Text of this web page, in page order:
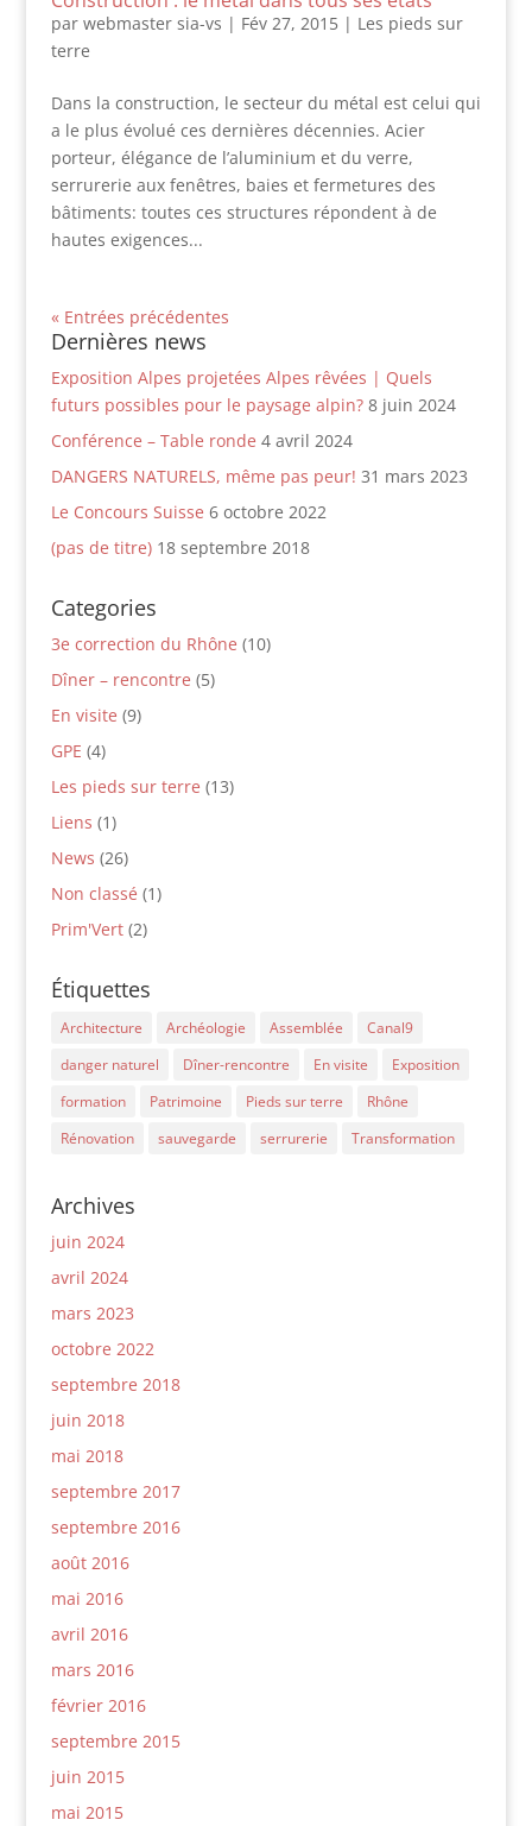
par webmaster sia-vs | Fév 27, 2015| Les pieds sur
terre
Dans la construction, le secteur du métal est celui qui
a le plus évolué ces dernières décennies. Acier
porteur, élégance de l’aluminium et du verre,
serrurerie aux fenêtres, baies et fermetures des
bâtiments: toutes ces structures répondent à de
hautes exigences...
« Entrées précédentes
Dernières news
Exposition Alpes projetées Alpes rêvées | Quels
futurs possibles pour le paysage alpin? 8 juin 2024
Conférence – Table ronde 4 avril 2024
DANGERS NATURELS, même pas peur! 31 mars 2023
Le Concours Suisse 6 octobre 2022
(pas de titre) 18 septembre 2018
Categories
3e correction du Rhône (10)
Dîner – rencontre (5)
En visite (9)
GPE (4)
Les pieds sur terre (13)
Liens (1)
News (26)
Non classé (1)
Prim'Vert(2)
Étiquettes
Architecture Archéologie Assemblée
Canal9
danger naturel
Dîner-rencontre En visite
Exposition
formation
Patrimoine Pieds sur terre
Rhône
Rénovation
sauvegarde serrurerie Transformation
Archives
juin 2024
avril 2024
mars 2023
octobre 2022
septembre 2018
juin 2018
mai 2018
septembre 2017
septembre 2016
août 2016
mai 2016
avril 2016
mars 2016
février 2016
septembre 2015
juin 2015
mai 2015